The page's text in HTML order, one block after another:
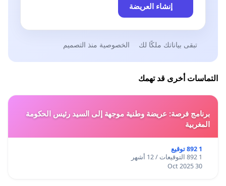
إنشاء العريضة
تبقى بياناتك ملكًا لك الخصوصية منذ التصميم
التماسات أخرى قد تهمك
برنامج فرصة: عريضة وطنية موجهة إلى السيد رئيس الحكومة
المغربية
1 892 توقيع
1 892 التوقيعات / 12 أشهر
30 Oct 2025